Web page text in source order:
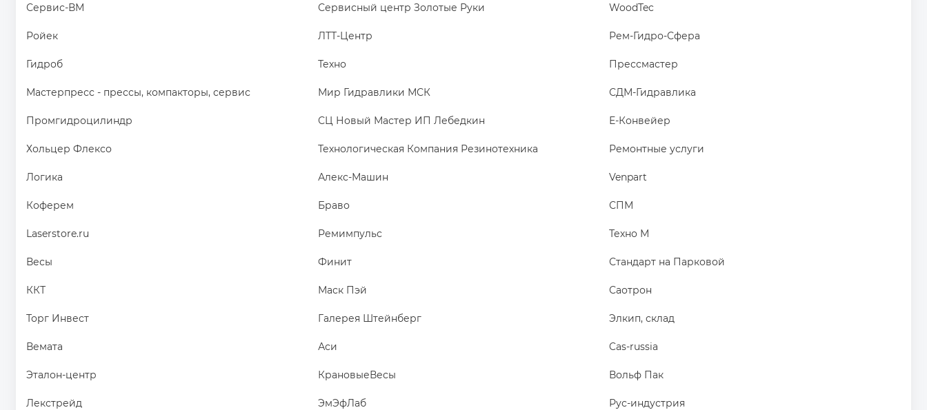
Сервис-ВМ Сервисный центр Золотые Руки WoodTec
Ройек ЛТТ-Центр Рем-Гидро-Сфера
Гидроб Техно Прессмастер
Мастерпресс - прессы, компакторы, сервис Мир Гидравлики МСК СДМ-Гидравлика
Промгидроцилиндр СЦ Новый Мастер ИП Лебедкин Е-Конвейер
Хольцер Флексо Технологическая Компания Резинотехника Ремонтные услуги
Логика Алекс-Машин Venpart
Коферем Браво СПМ
Laserstore.ru Ремимпульс Техно М
Весы Финит Стандарт на Парковой
ККТ Маск Пэй Саотрон
Торг Инвест Галерея Штейнберг Элкип, склад
Вемата Аси Cas-russia
Эталон-центр КрановыеВесы Вольф Пак
Лекстрейд ЭмЭфЛаб Рус-индустрия